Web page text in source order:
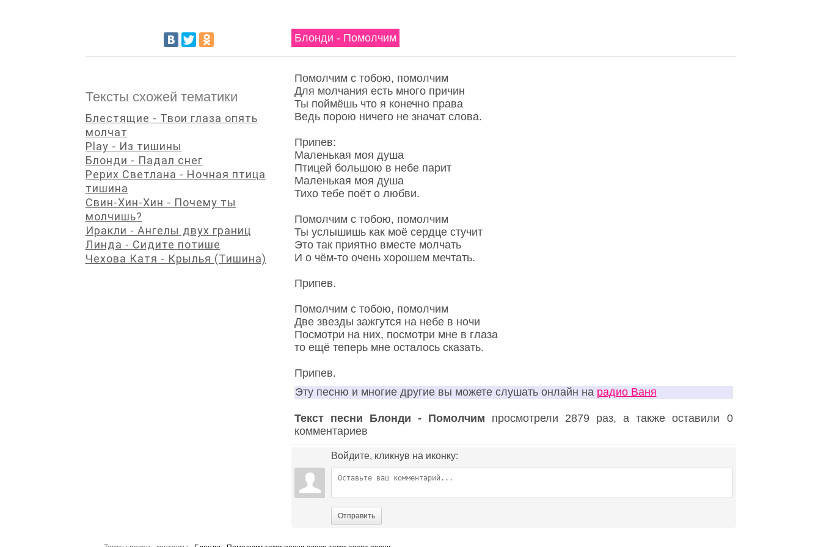
Блонди - Помолчим
Помолчим с тобою, помолчим
Для молчания есть много причин
Ты поймёшь что я конечно права
Ведь порою ничего не значат слова.
Припев:
Маленькая моя душа
Птицей большою в небе парит
Маленькая моя душа
Тихо тебе поёт о любви.
Помолчим с тобою, помолчим
Ты услышишь как моё сердце стучит
Это так приятно вместе молчать
И о чём-то очень хорошем мечтать.
Припев.
Помолчим с тобою, помолчим
Две звезды зажгутся на небе в ночи
Посмотри на них, посмотри мне в глаза
то ещё теперь мне осталось сказать.
Припев.
Эту песню и многие другие вы можете слушать онлайн на радио Ваня
Текст песни Блонди - Помолчим просмотрели 2879 раз, а также оставили 0
комментариев
Войдите, кликнув на иконку:
Отправить
Тексты схожей тематики
Блестящие - Твои глаза опять
молчат
Play - Из тишины
Блонди - Падал снег
Рерих Светлана - Ночная птица
тишина
Свин-Хин-Хин - Почему ты
молчишь?
Иракли - Ангелы двух границ
Линда - Сидите потише
Чехова Катя - Крылья (Тишина)